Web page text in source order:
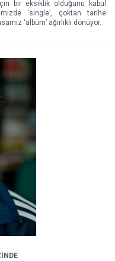
bir eksiklik olduğunu kabul
‘single’, çoktan tarihe
‘albüm’ ağırlıklı dönüyor.